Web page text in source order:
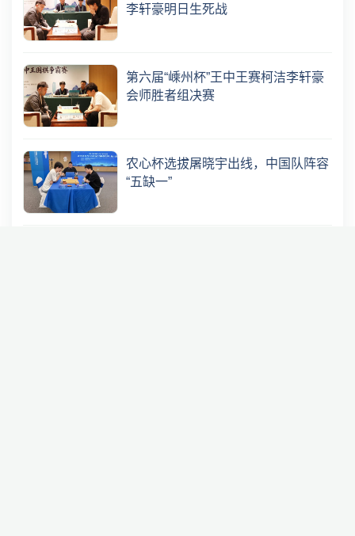
李轩豪明日生死战
第六届“嵊州杯”王中王赛柯洁李轩豪
会师胜者组决赛
农心杯选拔屠晓宇出线，中国队阵容
“五缺一”